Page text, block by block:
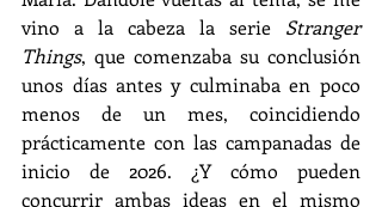
vino a la cabeza la serie Stranger
Things, que comenzaba su conclusión
unos días antes y culminaba en poco
menos de un mes, coincidiendo
prácticamente con las campanadas de
inicio de 2026. ¿Y cómo pueden
concurrir ambas ideas en el mismo